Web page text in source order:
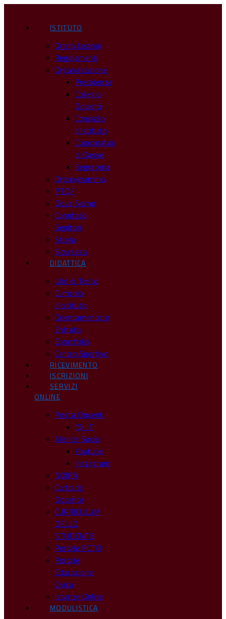
ISTITUTO
Orario Lezioni
Regolamenti
Organizzazione
Presidenza
Collegio
Docenti
Consiglio
d’Istituto
Coordinatori
di Classe
Segreteria
Organigramma
PTOF
Dove Siamo
Comitato
Genitori
Storia
Sicurezza
DIDATTICA
Libri di Testo
Curricolo
d’Istituto
Orientamento in
Entrata
Eportfolio
Centro Sportivo
RICEVIMENTO
ISCRIZIONI
SERVIZI
ONLINE
Posta Docenti
@ .IT
Allende Social
Youtube
Instagram
NOIPA
Carta del
Docente
CURRICULUM
DELLO
STUDENTE
Portale PCTO
Portale
Educazione
Civica
Istanze Online
MODULISTICA